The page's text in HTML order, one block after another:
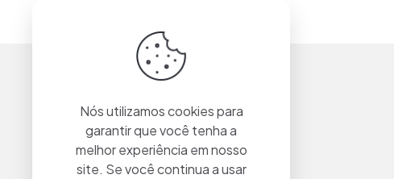
Nós utilizamos cookies para
garantir que você tenha a
melhor experiência em nosso
site. Se você continua a usar